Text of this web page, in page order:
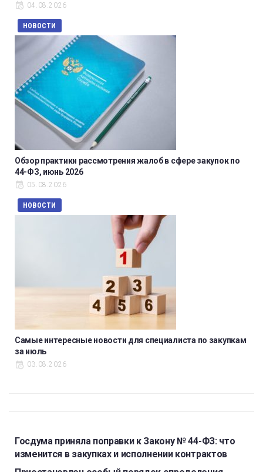
04.08.2026
НОВОСТИ
Обзор практики рассмотрения жалоб в сфере закупок по
44-ФЗ, июнь 2026
05.08.2026
НОВОСТИ
Самые интересные новости для специалиста по закупкам
за июль
03.08.2026
Госдума приняла поправки к Закону № 44-ФЗ: что
изменится в закупках и исполнении контрактов